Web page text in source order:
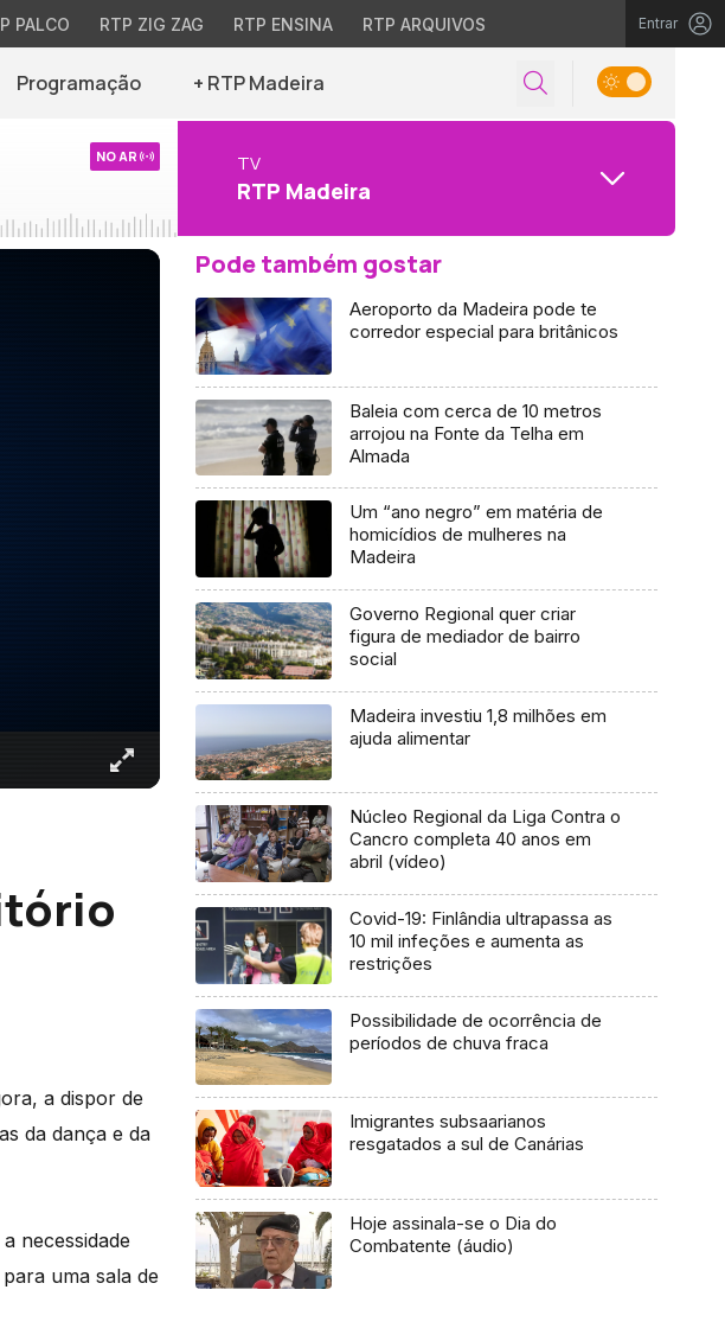
PALCO RTP ZIG ZAG RTP ENSINA RTP ARQUIVOS Entrar
Programação + RTP Madeira
NO AR TV
RTP Madeira
a dispor de
da dança e da
necessidade
uma sala de
Pode também gostar
Aeroporto da Madeira pode te
corredor especial para britânicos
Baleia com cerca de 10 metros
arrojou na Fonte da Telha em
Almada
Um “ano negro” em matéria de
homicídios de mulheres na
Madeira
Governo Regional quer criar
figura de mediador de bairro
social
Madeira investiu 1,8 milhões em
ajuda alimentar
Núcleo Regional da Liga Contra o
Cancro completa 40 anos em
abril (vídeo)
Covid-19: Finlândia ultrapassa as
10 mil infeções e aumenta as
restrições
Possibilidade de ocorrência de
períodos de chuva fraca
Imigrantes subsaarianos
resgatados a sul de Canárias
Hoje assinala-se o Dia do
Combatente (áudio)